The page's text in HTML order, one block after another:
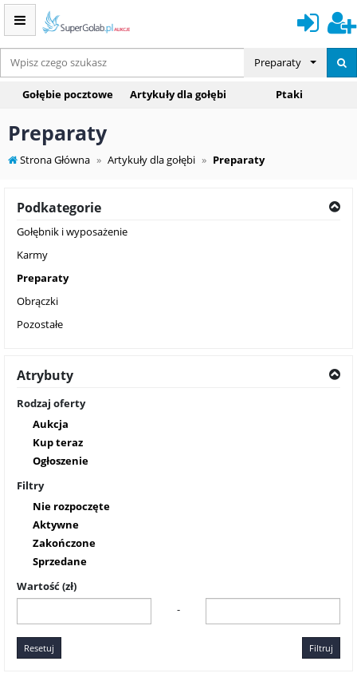
Preparaty
Gołębie pocztowe Artykuły dla gołębi Ptaki
Preparaty
Strona Główna Artykuły dla gołębi Preparaty
Podkategorie
Gołębnik i wyposażenie
Karmy
Preparaty
Obrączki
Pozostałe
Atrybuty
Rodzaj oferty
Aukcja
Kup teraz
Ogłoszenie
Filtry
Nie rozpoczęte
Aktywne
Zakończone
Sprzedane
Wartość (zł)
-
Resetuj Filtruj